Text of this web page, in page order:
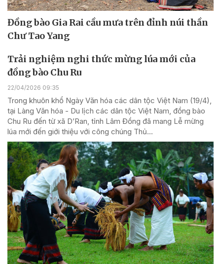
Đồng bào Gia Rai cầu mưa trên đỉnh núi thần
Chư Tao Yang
Trải nghiệm nghi thức mừng lúa mới của
đồng bào Chu Ru
22/04/2026 09:35
Trong khuôn khổ Ngày Văn hóa các dân tộc Việt Nam (19/4),
tại Làng Văn hóa - Du lịch các dân tộc Việt Nam, đồng bào
Chu Ru đến từ xã D’Ran, tỉnh Lâm Đồng đã mang Lễ mừng
lúa mới đến giới thiệu với công chúng Thủ...